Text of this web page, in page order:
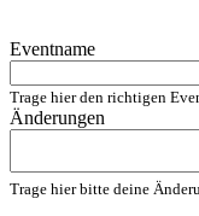
Eventname
Trage hier den richtigen
Änderungen
Trage hier bitte deine